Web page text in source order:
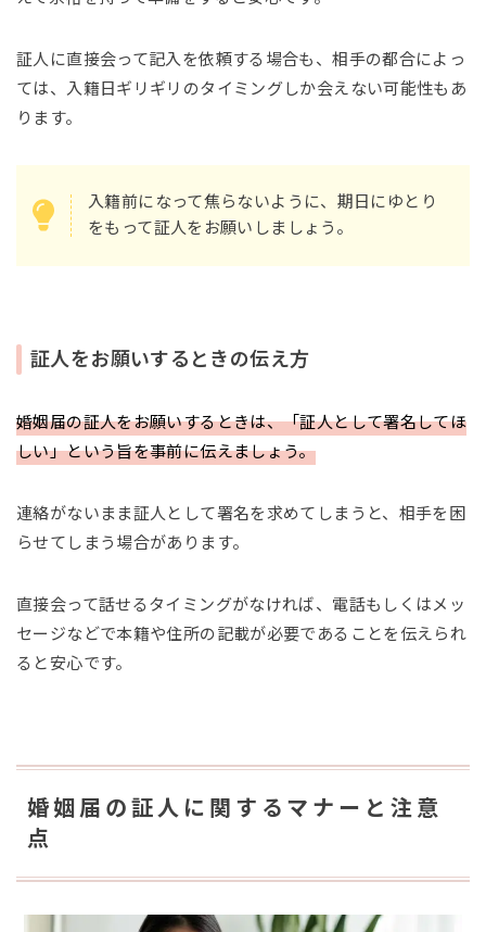
証人に直接会って記入を依頼する場合も、相手の都合によっ
ては、入籍日ギリギリのタイミングしか会えない可能性もあ
ります。
入籍前になって焦らないように、期日にゆとり
をもって証人をお願いしましょう。
証人をお願いするときの伝え方
婚姻届の証人をお願いするときは、「証人として署名してほ
しい」という旨を事前に伝えましょう。
連絡がないまま証人として署名を求めてしまうと、相手を困
らせてしまう場合があります。
直接会って話せるタイミングがなければ、電話もしくはメッ
セージなどで本籍や住所の記載が必要であることを伝えられ
ると安心です。
婚姻届の証人に関するマナーと注意
点